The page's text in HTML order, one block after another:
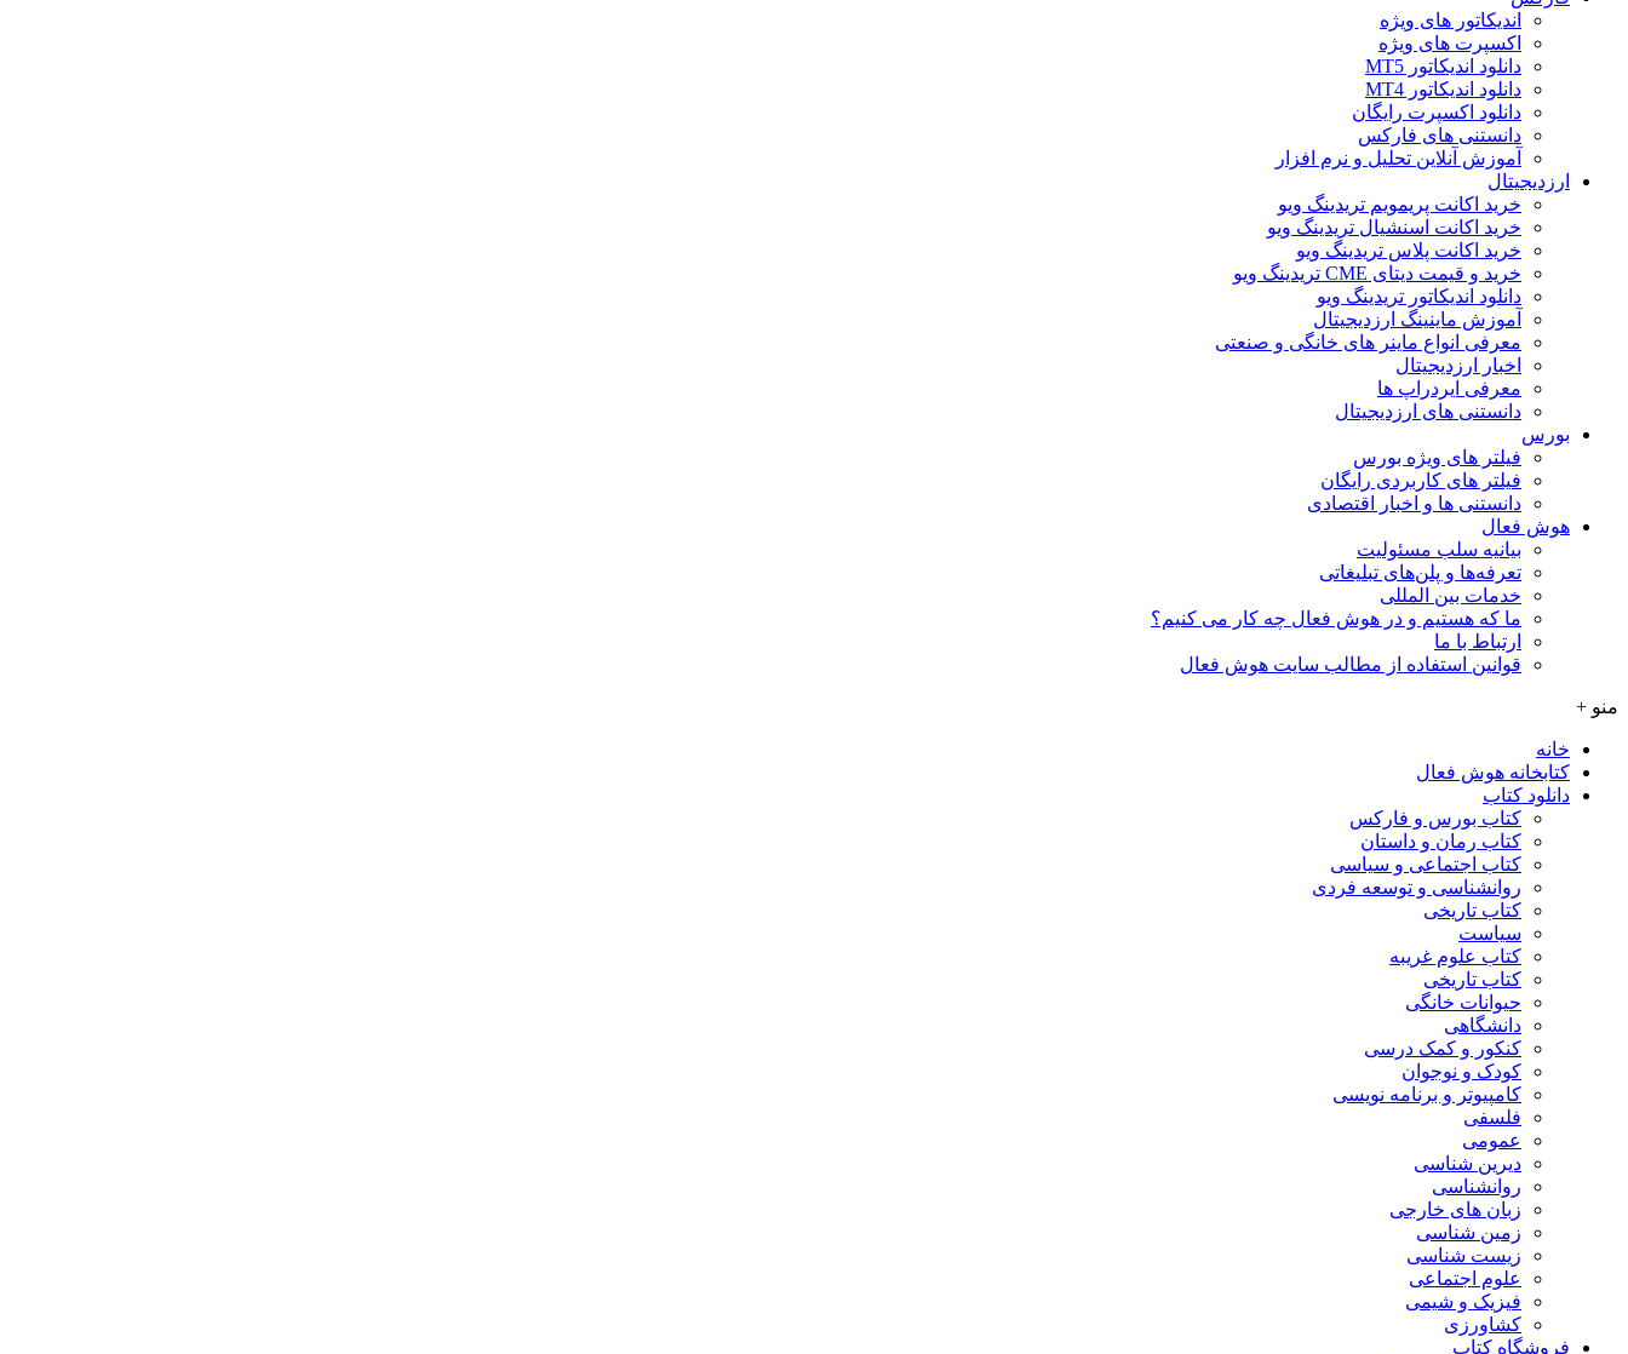
اندیکاتور های ویژه
اکسپرت های ویژه
دانلود اندیکاتور MT5
دانلود اندیکاتور MT4
دانلود اکسپرت رایگان
دانستنی های فارکس
آموزش آنلاین تحلیل و نرم افزار
ارزدیجیتال
خرید اکانت پریمویم تریدینگ ویو
خرید اکانت اسنشیال تریدینگ ویو
خرید اکانت پلاس تریدینگ ویو
خرید و قیمت دیتای CME تریدینگ ویو
دانلود اندیکاتور تریدینگ ویو
آموزش ماینینگ ارزدیجیتال
معرفی انواع ماینر های خانگی و صنعتی
اخبار ارزدیجیتال
معرفی ایردراپ ها
دانستنی های ارزدیجیتال
بورس
فیلتر های ویژه بورس
فیلتر های کاربردی رایگان
دانستنی ها و اخبار اقتصادی
هوش فعال
بیانیه سلب مسئولیت
تعرفه‌ها و پلن‌های تبلیغاتی
خدمات بین المللی
ما که هستیم و در هوش فعال چه کار می کنیم؟
ارتباط با ما
قوانین استفاده از مطالب سایت هوش فعال
منو +
خانه
کتابخانه هوش فعال
دانلود کتاب
کتاب بورس و فارکس
کتاب رمان و داستان
کتاب اجتماعی و سیاسی
روانشناسی و توسعه فردی
کتاب تاریخی
سیاست
کتاب علوم غریبه
کتاب تاریخی
حیوانات خانگی
دانشگاهی
کنکور و کمک‌ درسی
کودک و نوجوان
کامپیوتر و برنامه نویسی
فلسفی
عمومی
دیرین شناسی
روانشناسی
زبان های خارجی
زمین شناسی
زیست شناسی
علوم اجتماعی
فیزیک و شیمی
کشاورزی
فروشگاه کتاب